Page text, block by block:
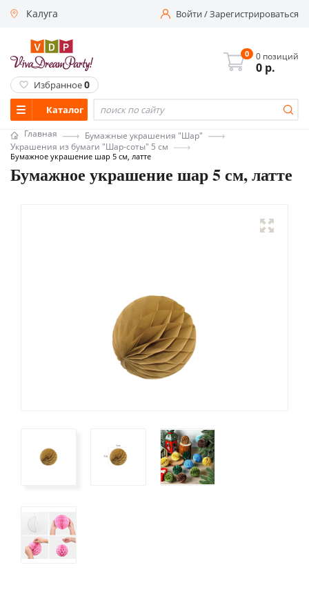
Калуга Войти/Зарегистрироваться
Каталог
0 0 позиций
0 р.
Избранное0
Главная
Бумажные украшения "Шар"
Украшения из бумаги "Шар-соты" 5 см
Бумажное украшение шар 5 см, латте
Бумажное украшение шар 5 см, латте